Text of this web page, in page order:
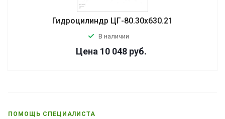
Гидроцилиндр ЦГ-80.30х630.21
В наличии
Цена 10 048 руб.
ПОМОЩЬ СПЕЦИАЛИСТА